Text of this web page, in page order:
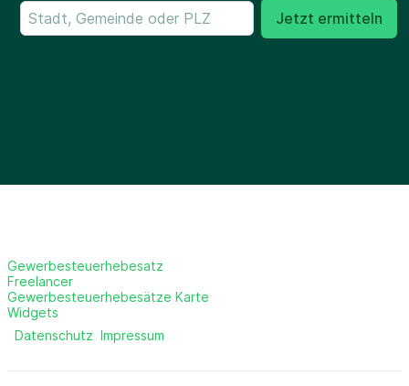
Jetzt ermitteln
Gewerbesteuerhebesatz
Freelancer
Gewerbesteuerhebesätze Karte
Widgets
Datenschutz Impressum